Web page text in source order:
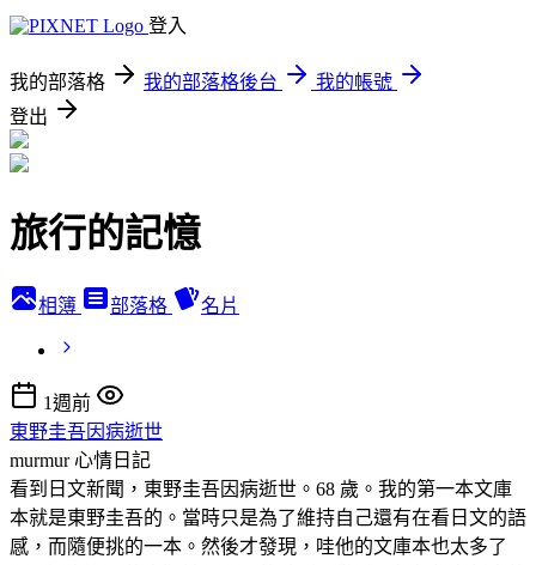
登入
我的部落格 我的部落格後台
我的帳號
登出
旅行的記憶
相簿 部落格 名片
1週前
東野圭吾因病逝世
murmur心情日記
看到日文新聞，東野圭吾因病逝世。68 歲。我的第一本文庫
本就是東野圭吾的。當時只是為了維持自己還有在看日文的語
感，而隨便挑的一本。然後才發現，哇他的文庫本也太多了